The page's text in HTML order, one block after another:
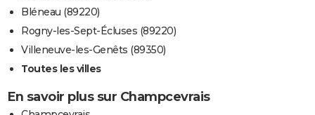
Bléneau (89220)
Rogny-les-Sept-Écluses (89220)
Villeneuve-les-Genêts (89350)
Toutes les villes
En savoir plus sur Champcevrais